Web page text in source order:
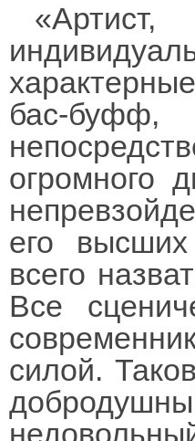
бас-
огромного
его
всего
Все
силой.